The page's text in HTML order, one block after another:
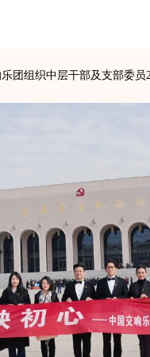
团组织中层干部及支部委